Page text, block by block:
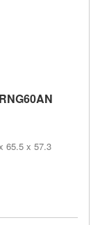
65.5 x 57.3